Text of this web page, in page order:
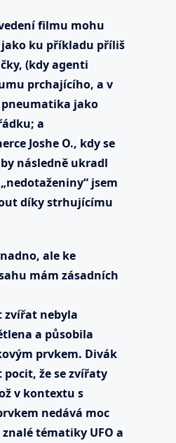
filmu mohu
ku příkladu příliš
(kdy agenti
prchajícího, a v
jako
a
Joshe O., kdy se
následně ukradl
jsem
díky strhujícímu
ale ke
mám zásadních
zvířat nebyla
a působila
prvkem. Divák
že se zvířaty
v kontextu s
nedává moc
tématiky UFO a